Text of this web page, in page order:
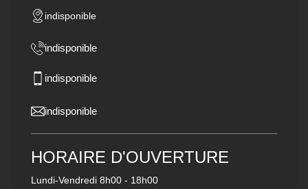
indisponible
indisponible
indisponible
indisponible
HORAIRE D'OUVERTURE
Lundi-Vendredi 8h00 - 18h00